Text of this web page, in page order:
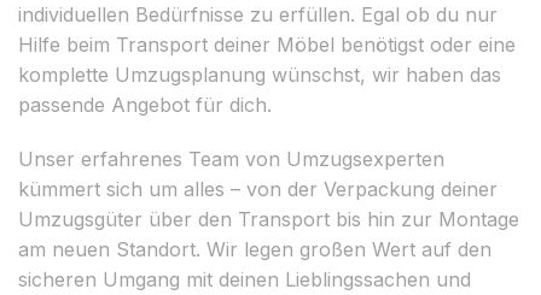
individuellen Bedürfnisse zu erfüllen. Egal ob du nur
Hilfe beim Transport deiner Möbel benötigst oder eine
komplette Umzugsplanung wünschst, wir haben das
passende Angebot für dich.
Unser erfahrenes Team von Umzugsexperten
kümmert sich um alles – von der Verpackung deiner
Umzugsgüter über den Transport bis hin zur Montage
am neuen Standort. Wir legen großen Wert auf den
sicheren Umgang mit deinen Lieblingssachen und